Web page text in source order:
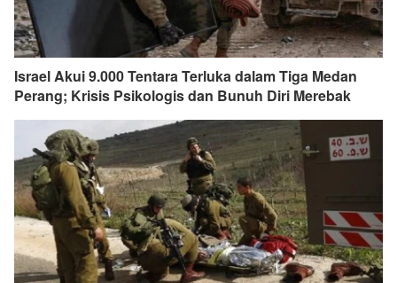
Israel Akui 9.000 Tentara Terluka dalam Tiga Medan
Perang; Krisis Psikologis dan Bunuh Diri Merebak